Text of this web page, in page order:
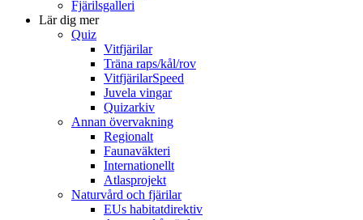
Fjärilsgalleri
Lär dig mer
Quiz
Vitfjärilar
Träna raps/kål/rov
VitfjärilarSpeed
Juvela vingar
Quizarkiv
Annan övervakning
Regionalt
Faunaväkteri
Internationellt
Atlasprojekt
Naturvård och fjärilar
EUs habitatdirektiv